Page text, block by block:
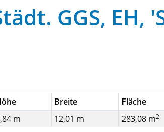
GGS, EH,
Breite
Fläche
m 12,01 m 283,08 m2